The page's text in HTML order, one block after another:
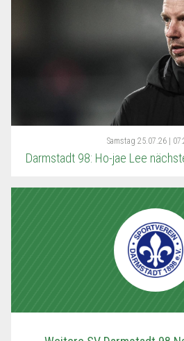
Samstag 25.07.26 |
Darmstadt 98: Ho-jae Lee